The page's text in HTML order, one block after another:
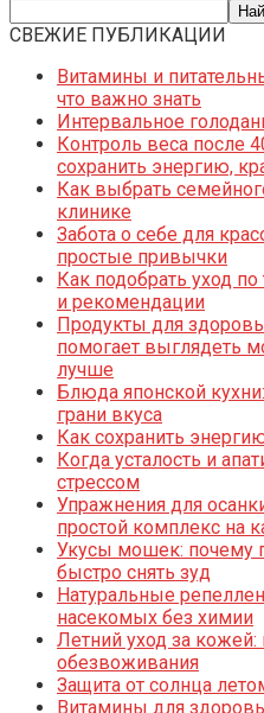
СВЕЖИЕ ПУБЛИКАЦИИ
Витамины и
что важно знать
Интервальное
Контроль веса после
сохранить энергию,
Как выбрать
клинике
Забота о себе для
простые привычки
Как подобрать уход
и рекомендации
Продукты для
помогает выглядеть
лучше
Блюда японской
грани вкуса
Как сохранить
Когда усталость и
стрессом
Упражнения для
простой комплекс на
Укусы мошек: почему
быстро снять зуд
Натуральные
насекомых без химии
Летний уход за кожей:
обезвоживания
Защита от солнца
Витамины для